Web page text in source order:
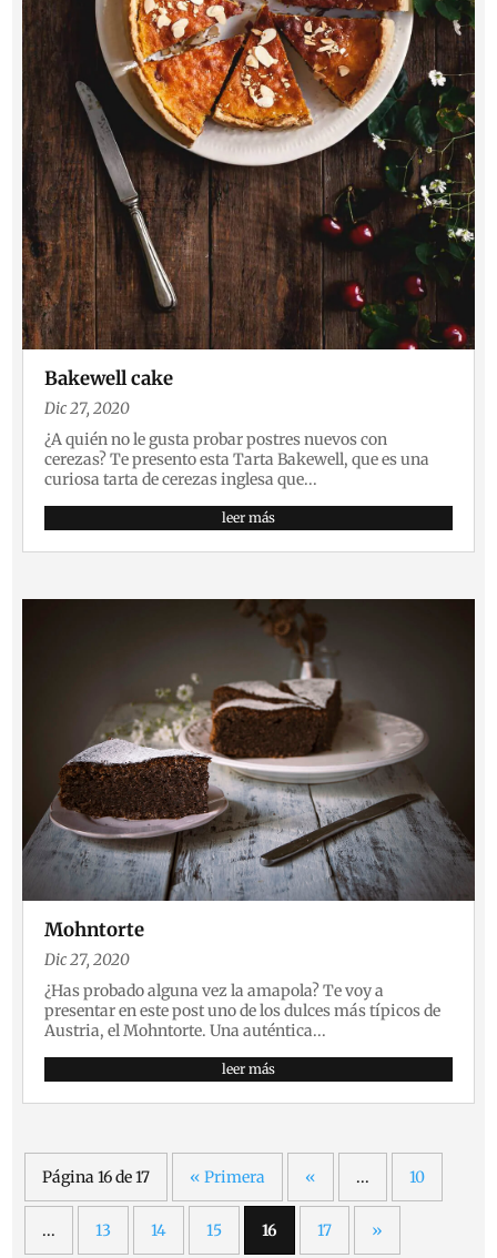
Bakewell cake
Dic 27, 2020
¿A quién no le gusta probar postres nuevos con
cerezas? Te presento esta Tarta Bakewell, que es una
curiosa tarta de cerezas inglesa que...
leer más
Mohntorte
Dic 27, 2020
¿Has probado alguna vez la amapola? Te voy a
presentar en este post uno de los dulces más típicos de
Austria, el Mohntorte. Una auténtica...
leer más
Página 16 de 17 « Primera « ... 10
... 13 14 15 16 17 »